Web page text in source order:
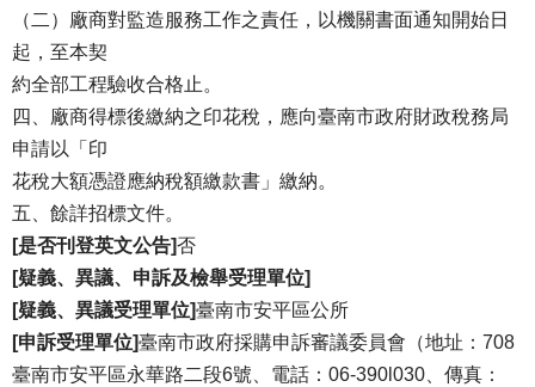
（二）廠商對監造服務工作之責任，以機關書面通知開始日
起，至本契
約全部工程驗收合格止。
四、廠商得標後繳納之印花稅，應向臺南市政府財政稅務局
申請以「印
花稅大額憑證應納稅額繳款書」繳納。
五、餘詳招標文件。
[是否刊登英文公告]否
[疑義、異議、申訴及檢舉受理單位]
[疑義、異議受理單位]臺南市安平區公所
[申訴受理單位]臺南市政府採購申訴審議委員會（地址：708
臺南市安平區永華路二段6號、電話：06-390l030、傳真：